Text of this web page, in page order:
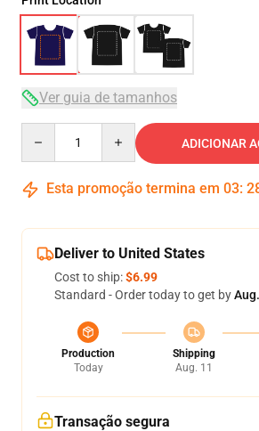
Ver guia de tamanhos
ADICIONAR
Esta promoção termina em 03:
Deliver to United States
Cost to ship:$6.99
Standard - Order today to get by
Production
Today
Shipping
Aug. 11
Transação segura